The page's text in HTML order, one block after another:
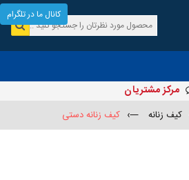
مرکز مشتریان
کیف زنانه —› کیف زنانه دستی
کانال ما در تلگرام